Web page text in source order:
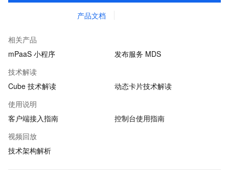
产品文档
相关产品
mPaaS 小程序
发布服务 MDS
技术解读
Cube 技术解读
动态卡片技术解读
使用说明
客户端接入指南
控制台使用指南
视频回放
技术架构解析